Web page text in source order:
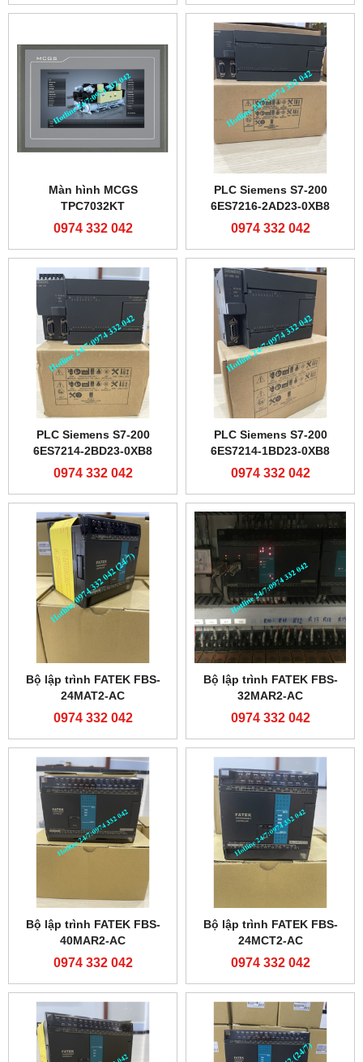
Màn hình MCGS
TPC7032KT
0974 332 042
PLC Siemens S7-200
6ES7216-2AD23-0XB8
0974 332 042
PLC Siemens S7-200
6ES7214-2BD23-0XB8
0974 332 042
PLC Siemens S7-200
6ES7214-1BD23-0XB8
0974 332 042
Bộ lập trình FATEK FBS-
24MAT2-AC
0974 332 042
Bộ lập trình FATEK FBS-
32MAR2-AC
0974 332 042
Bộ lập trình FATEK FBS-
40MAR2-AC
0974 332 042
Bộ lập trình FATEK FBS-
24MCT2-AC
0974 332 042